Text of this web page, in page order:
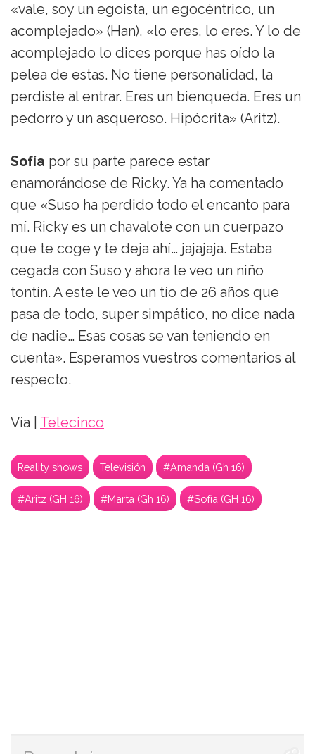
«vale, soy un egoista, un egocéntrico, un
acomplejado» (Han), «lo eres, lo eres. Y lo de
acomplejado lo dices porque has oído la
pelea de estas. No tiene personalidad, la
perdiste al entrar. Eres un bienqueda. Eres un
pedorro y un asqueroso. Hipócrita» (Aritz).
Sofía por su parte parece estar
enamorándose de Ricky. Ya ha comentado
que «Suso ha perdido todo el encanto para
mí. Ricky es un chavalote con un cuerpazo
que te coge y te deja ahí… jajajaja. Estaba
cegada con Suso y ahora le veo un niño
tontín. A este le veo un tío de 26 años que
pasa de todo, super simpático, no dice nada
de nadie… Esas cosas se van teniendo en
cuenta». Esperamos vuestros comentarios al
respecto.
Vía | Telecinco
Reality shows Televisión #Amanda (Gh 16)
#Aritz (GH 16) #Marta (Gh 16) #Sofía (GH 16)